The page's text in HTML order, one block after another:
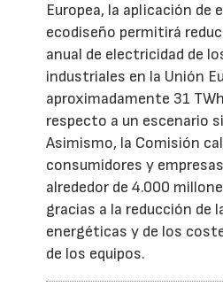
Europea, la aplicación de
ecodiseño permitirá
anual de electricidad de
industriales en la Unión
aproximadamente 31
respecto a un escenario
Asimismo, la Comisión
consumidores y
alrededor de 4.000
gracias a la reducción de
energéticas y de los
de los equipos.